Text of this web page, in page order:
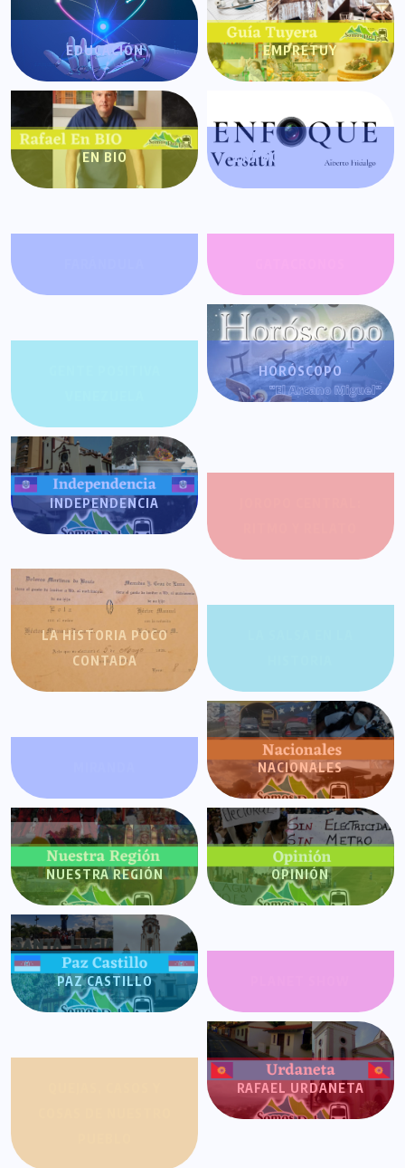
EDUCACIÓN EMPRETUY
EN BIO ENFOQUE VERSÁTIL
HORÓSCOPO
INDEPENDENCIA
LA HISTORIA POCO
CONTADA
NACIONALES
NUESTRA REGIÓN OPINIÓN
PAZ CASTILLO
RAFAEL URDANETA